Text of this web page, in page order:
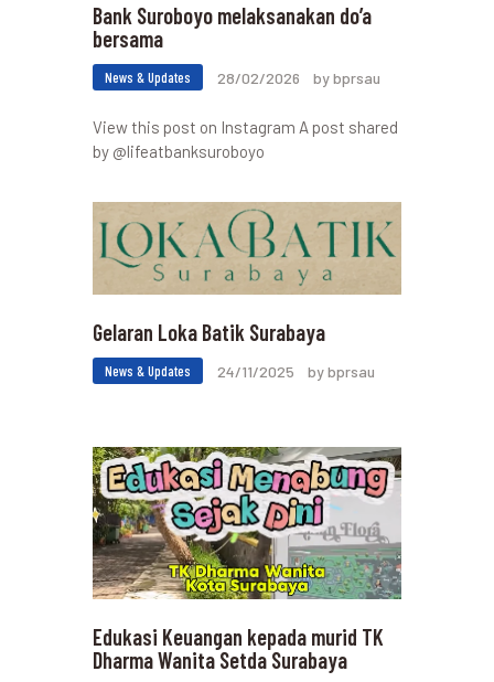
Bank Suroboyo melaksanakan do’a
bersama
News & Updates 28/02/2026 by bprsau
View this post on Instagram A post shared
by @lifeatbanksuroboyo
Gelaran Loka Batik Surabaya
News & Updates 24/11/2025 by bprsau
Edukasi Keuangan kepada murid TK
Dharma Wanita Setda Surabaya